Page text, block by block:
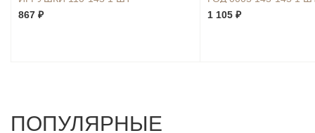
867 ₽
1 105 ₽
ПОПУЛЯРНЫЕ